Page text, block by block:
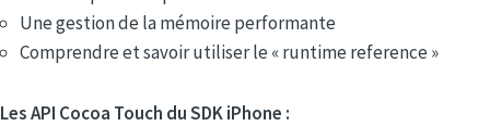
Une gestion de la mémoire performante
Comprendre et savoir utiliser le « runtime reference »
Les API Cocoa Touch du SDK iPhone :